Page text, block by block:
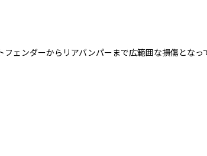
ェンダーからリアバンパーまで広範囲な損傷となっ